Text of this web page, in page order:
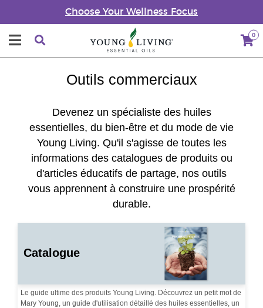
Choose Your Wellness Focus
0
Outils commerciaux
Devenez un spécialiste des huiles
essentielles, du bien-être et du mode de vie
Young Living. Qu'il s'agisse de toutes les
informations des catalogues de produits ou
d'articles éducatifs de partage, nos outils
vous apprennent à construire une prospérité
durable.
Catalogue
Le guide ultime des produits Young Living. Découvrez un petit mot de
Mary Young, un guide d'utilisation détaillé des huiles essentielles, un